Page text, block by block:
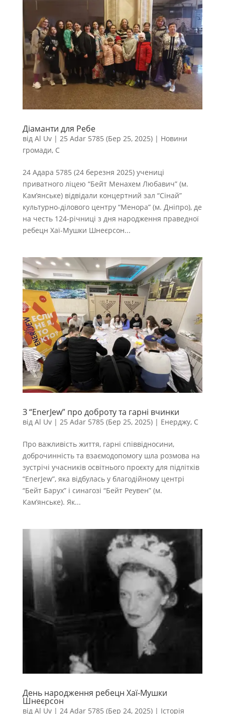
Діаманти для Ребе
від Al Uv| 25 Adar 5785 (Бер 25, 2025)| Новини
громади, С
24 Адара 5785 (24 березня 2025) учениці
приватного ліцею “Бейт Менахем Любавич” (м.
Кам’янське) відвідали концертний зал “Сінай”
культурно-ділового центру “Менора” (м. Дніпро), де
на честь 124-річниці з дня народження праведної
ребецн Хаї-Мушки Шнеєрсон...
З “EnerJew” про доброту та гарні вчинки
від Al Uv| 25 Adar 5785 (Бер 25, 2025)| Енерджу, С
Про важливість життя, гарні співвідносини,
доброчинність та взаємодопомогу шла розмова на
зустрічі учасників освітнього проєкту для підлітків
“EnerJew”, яка відбулась у благодійному центрі
“Бейт Барух” і синагозі “Бейт Реувен” (м.
Кам’янське). Як...
День народження ребецн Хаї-Мушки
Шнеєрсон
від Al Uv| 24 Adar 5785 (Бер 24, 2025)| Історія